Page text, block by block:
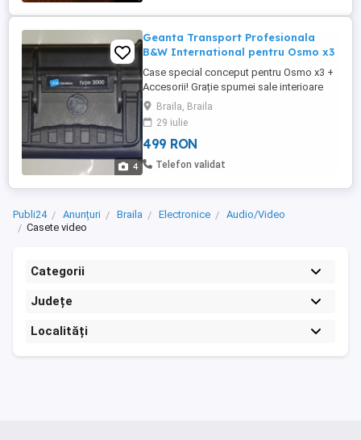
4
Geanta Transport Profesionala
B&W International pentru Osmo x3
Case special conceput pentru Osmo x3 +
Accesorii! Grație spumei sale interioare
prefabricate oferă suficient spațiu pentru
Osmo x3 și accesorii, cum ar fi carcasa
rezistenta la apa, baterii, control la
distanta, suporturi de montare și cabluri
(aparatul de fotografiat și accesoriile nu
Braila, Braila
29 iulie
499 RON
Telefon validat
Publi24 Anunțuri Braila Electronice
Audio/Video
Casete video
Categorii
Județe
Localități